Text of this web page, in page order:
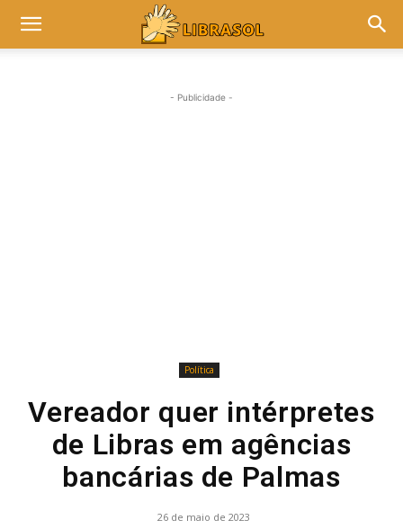
- Publicidade -
Política
Vereador quer intérpretes
de Libras em agências
bancárias de Palmas
26 de maio de 2023